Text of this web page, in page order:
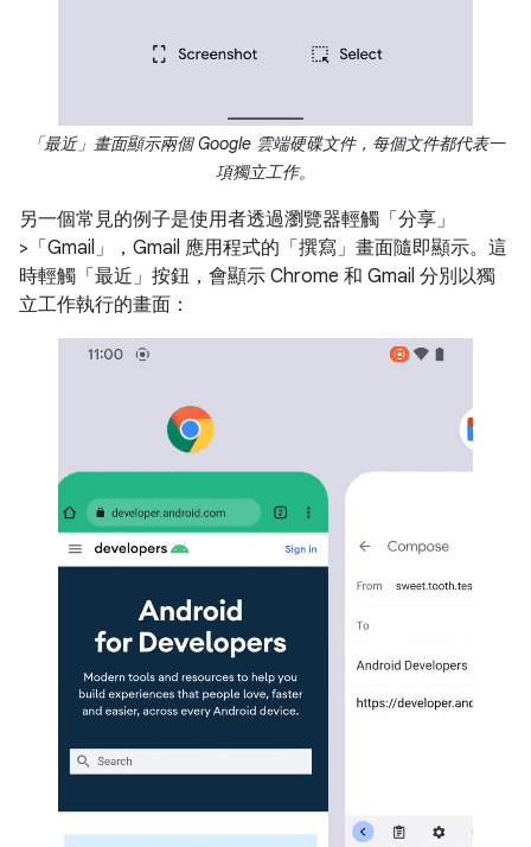
「最近」畫面顯示兩個 Google 雲端硬碟文件，每個文件都代表一
項獨立工作。
另一個常見的例子是使用者透過瀏覽器輕觸「分享」
>「Gmail」
，Gmail 應用程式的「撰寫」 畫面隨即顯示。這
時輕觸「最近」按鈕，會顯示 Chrome 和 Gmail 分別以獨
立工作執行的畫面：